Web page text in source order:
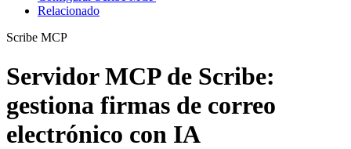
Relacionado
Scribe MCP
Servidor MCP de Scribe:
gestiona firmas de correo
electrónico con IA